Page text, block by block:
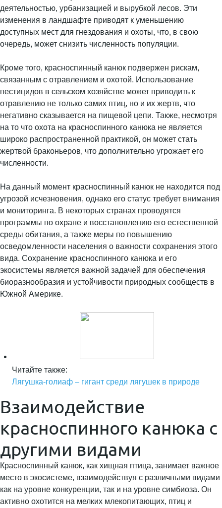
деятельностью, урбанизацией и вырубкой лесов. Эти
изменения в ландшафте приводят к уменьшению
доступных мест для гнездования и охоты, что, в свою
очередь, может снизить численность популяции.
Кроме того, красноспинный канюк подвержен рискам,
связанным с отравлением и охотой. Использование
пестицидов в сельском хозяйстве может приводить к
отравлению не только самих птиц, но и их жертв, что
негативно сказывается на пищевой цепи. Также, несмотря
на то что охота на красноспинного канюка не является
широко распространенной практикой, он может стать
жертвой браконьеров, что дополнительно угрожает его
численности.
На данный момент красноспинный канюк не находится под
угрозой исчезновения, однако его статус требует внимания
и мониторинга. В некоторых странах проводятся
программы по охране и восстановлению его естественной
среды обитания, а также меры по повышению
осведомленности населения о важности сохранения этого
вида. Сохранение красноспинного канюка и его
экосистемы является важной задачей для обеспечения
биоразнообразия и устойчивости природных сообществ в
Южной Америке.
Читайте также:
Лягушка-голиаф – гигант среди лягушек в природе
Взаимодействие
красноспинного канюка с
другими видами
Красноспинный канюк, как хищная птица, занимает важное
место в экосистеме, взаимодействуя с различными видами
как на уровне конкуренции, так и на уровне симбиоза. Он
активно охотится на мелких млекопитающих, птиц и